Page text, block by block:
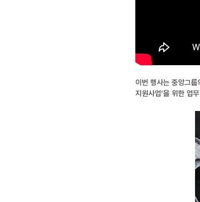
이번 행사는 중앙그
지원사업’을 위한 업